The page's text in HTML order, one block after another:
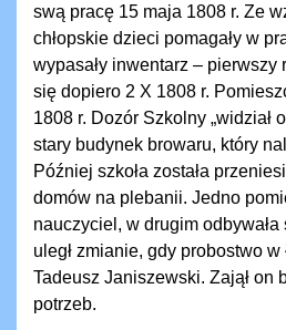
swą pracę 15 maja 1808 r. Ze
chłopskie dzieci pomagały w
wypasały inwentarz – pierwszy
się dopiero 2 X 1808 r.
1808 r. Dozór Szkolny „widział
stary budynek browaru, który
Później szkoła została
domów na plebanii. Jedno
nauczyciel, w drugim
uległ zmianie, gdy probostwo
Tadeusz Janiszewski. Zajął on
potrzeb.